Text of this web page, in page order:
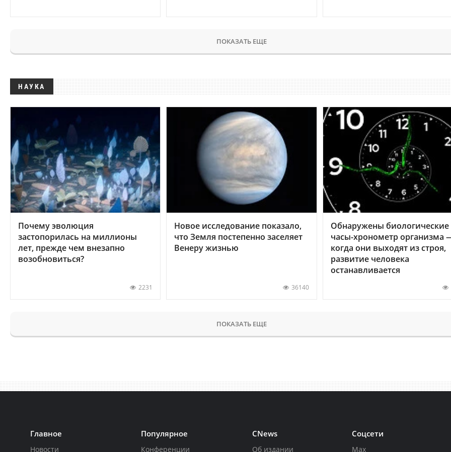
ПОКАЗАТЬ ЕЩЕ
НАУКА
Почему эволюция
застопорилась на миллионы
лет, прежде чем внезапно
возобновиться?
2231
Новое исследование показало,
что Земля постепенно заселяет
Венеру жизнью
36140
Обнаружены биологические
часы-хронометр организма
когда они выходят из строя,
развитие человека
останавливается
ПОКАЗАТЬ ЕЩЕ
Главное
Новости
Популярное
Конференции
CNews
Об издании
Соцсети
Max